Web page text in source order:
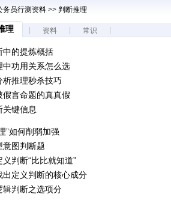
务员行测资料 >> 判断推理
理 资料 常识
中的提炼概括
中功用关系怎么选
析推理秒杀技巧
言命题的真真假
键信息
”如何削弱加强
意图判断题
判断“比比就知道”
定义判断的核心成分
辑判断之选项分